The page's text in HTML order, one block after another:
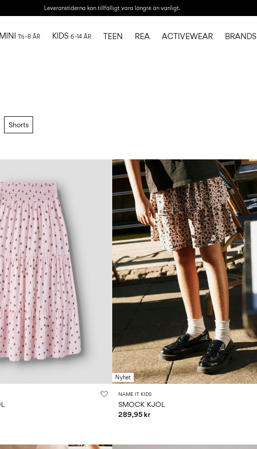
Leveranstiderna kan tillfälligt vara längre än vanligt.
1½–8 ÅR KIDS 6–14 ÅR TEEN REA ACTIVEWEAR BRANDS
Shorts
Nyhet
NAME IT KIDS
SMOCK KJOL
289,95 kr